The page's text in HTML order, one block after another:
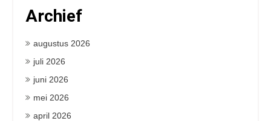
Archief
augustus 2026
juli 2026
juni 2026
mei 2026
april 2026